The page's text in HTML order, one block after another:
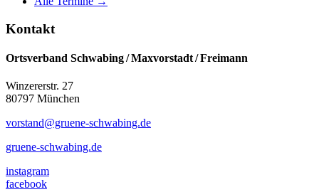
Kontakt
Ortsverband Schwabing / Maxvorstadt ⁠/ Freimann
Winzererstr. 27
80797 München
vorstand@gruene-schwabing.de
gruene-schwabing.de
instagram
facebook